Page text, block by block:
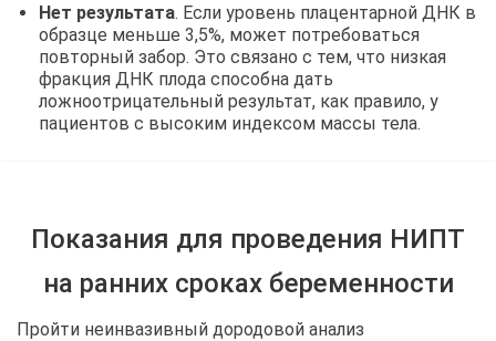
Нет результата. Если уровень плацентарной ДНК в
образце меньше 3,5%, может потребоваться
повторный забор. Это связано с тем, что низкая
фракция ДНК плода способна дать
ложноотрицательный результат, как правило, у
пациентов с высоким индексом массы тела.
Показания для проведения НИПТ
на ранних сроках беременности
Пройти неинвазивный дородовой анализ